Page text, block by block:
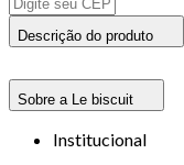
Descrição do produto
Sobre a Le biscuit
Institucional